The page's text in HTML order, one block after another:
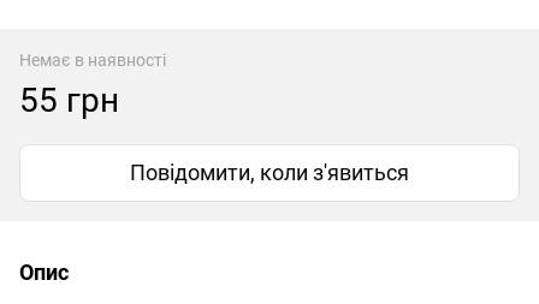
Немає в наявності
55 грн
Повідомити, коли з'явиться
Опис